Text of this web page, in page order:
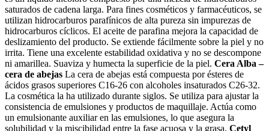
saturados de cadena larga. Para fines cosméticos y farmacéuticos, se
utilizan hidrocarburos parafínicos de alta pureza sin impurezas de
hidrocarburos cíclicos. El aceite de parafina mejora la capacidad de
deslizamiento del producto. Se extiende fácilmente sobre la piel y no
irrita. Tiene una excelente estabilidad oxidativa y no se descompone
ni amarillea. Suaviza y humecta la superficie de la piel. Cera Alba –
cera de abejas La cera de abejas está compuesta por ésteres de
ácidos grasos superiores C16-26 con alcoholes insaturados C26-32.
La cosmética la ha utilizado durante siglos. Se utiliza para ajustar la
consistencia de emulsiones y productos de maquillaje. Actúa como
un emulsionante auxiliar en las emulsiones, lo que asegura la
solubilidad y la miscibilidad entre la fase acuosa y la grasa. Cetyl